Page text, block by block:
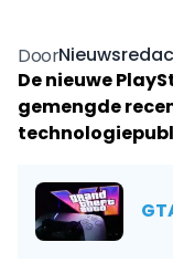
Door
De nieuwe
gemengde